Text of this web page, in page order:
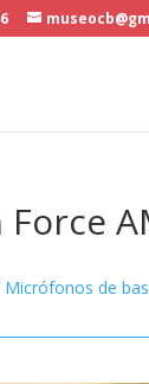
Micrófonos de